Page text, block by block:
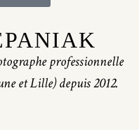
professionnelle
et Lille) depuis 2012.